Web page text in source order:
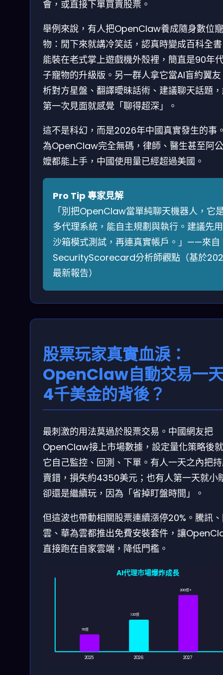
會，或直接下單買賣股票。
舉例來說，有人把OpenClaw養成隨身數位寵
物：閒下來就講冷笑話，認真時變成百科全
能裝在老式掌上遊戲機外殼裡，簡直是90年
子寵物的升級版。另一群人拿它當AI盲約翼
析對方星盤、翻譯曖昧話術、建議聊天話題
第一次見面就感覺「聊得超深」。
這不是科幻，而是2026年中國真實發生的事
為OpenClaw完全無碼，律師、醫生甚至阿
嬤都能上手，中國使用量已經超過美國。
Pro Tip 專家見解
「別把OpenClaw當單純聊天機器人，它
多代理系統，能自主規劃與執行。建議先用
沙箱模式測試，再連真實帳戶。」——來自
SecurityScorecard分析師觀點（基於
最新報告）
股票玩家真實血淚：
OpenClaw自動交易一
4千美金的背後？
最刺激的用法莫過於股票交易。中國網友把
OpenClaw接上市場數據，設定量化策略後
它自己監控、回測、下單。有人一天之內把
賣錯，損失約4350美元；也有人第一天就小
卻還是繼續玩，因為「省掉盯盤時間」。
但這波也帶動相關股票連續漲停20%。騰訊
雲、華為雲都推出免費安裝套件，讓
直接跑在自家雲端，降低門檻。
2025
76億
2026
120億
2027
200億+
AI代理市場爆炸成長